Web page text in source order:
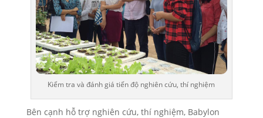
Kiểm tra và đánh giá tiến độ nghiên cứu, thí nghiệm
Bên cạnh hỗ trợ nghiên cứu, thí nghiệm, Babylon